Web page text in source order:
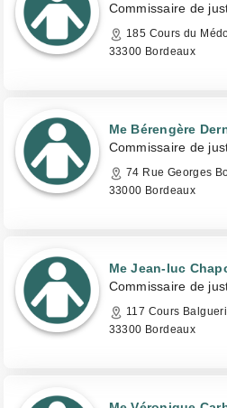
Commissaire de
185 Cours du
33300 Bordeaux
Me Bérengère
Commissaire de
74 Rue Georges
33000 Bordeaux
Me Jean-luc
Commissaire de
117 Cours
33300 Bordeaux